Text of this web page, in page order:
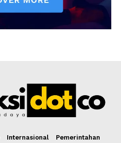
Internasional
Pemerintahan